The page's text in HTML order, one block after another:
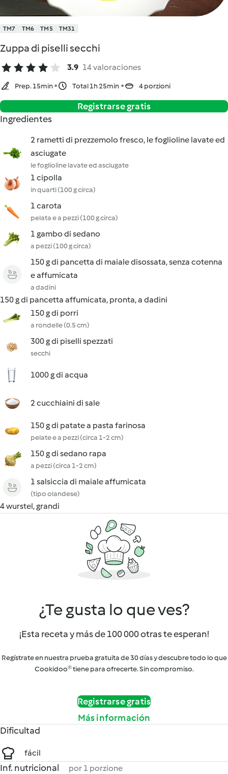
TM7 TM6 TM5 TM31
Zuppa di piselli secchi
3.9 14 valoraciones
Prep. 15min Total 1h 25min 4 porzioni
Registrarse gratis
Ingredientes
2 rametti di prezzemolo fresco, le foglioline lavate ed
asciugate
le foglioline lavate ed asciugate
1 cipolla
in quarti (100 g circa)
1 carota
pelata e a pezzi (100 g circa)
1 gambo di sedano
a pezzi (100 g circa)
150 g di pancetta di maiale disossata, senza cotenna
e affumicata
a dadini
150 g di pancetta affumicata, pronta, a dadini
150 g di porri
a rondelle (0.5 cm)
300 g di piselli spezzati
secchi
1000 g di acqua
2 cucchiaini di sale
150 g di patate a pasta farinosa
pelate e a pezzi (circa 1-2 cm)
150 g di sedano rapa
a pezzi (circa 1-2 cm)
1 salsiccia di maiale affumicata
(tipo olandese)
4 wurstel, grandi
¿Te gusta lo que ves?
¡Esta receta y más de 100 000 otras te esperan!
Regístrate en nuestra prueba gratuita de 30 días y descubre todo lo que
Cookidoo® tiene para ofrecerte. Sin compromiso.
Registrarse gratis
Más información
Dificultad
fácil
Inf. nutricional por 1 porzione